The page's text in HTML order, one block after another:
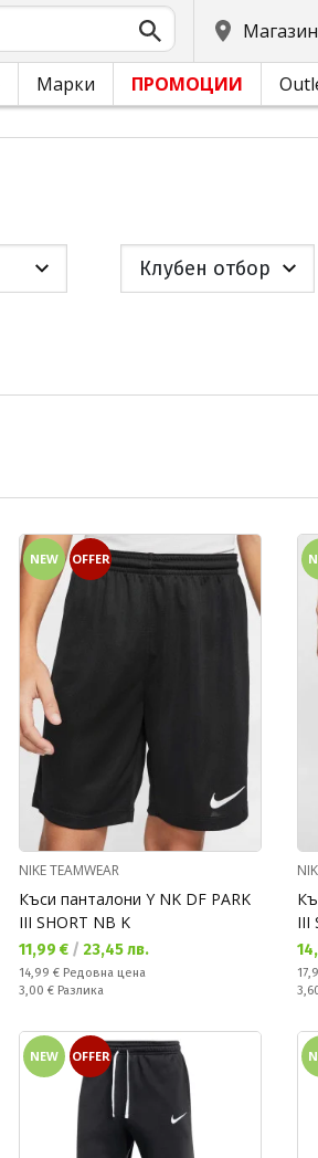
Марки ПРОМОЦИИ
Клубен отбор
NEW OFFER
NIKE TEAMWEAR
Къси панталони Y NK DF PARK
III SHORT NB K
Текуща цена:
11,99 € / 23,45 лв.
Редовна цена:
14,99 € Редовна цена
Спестявате:
3,00 € Разлика
III
NEW OFFER